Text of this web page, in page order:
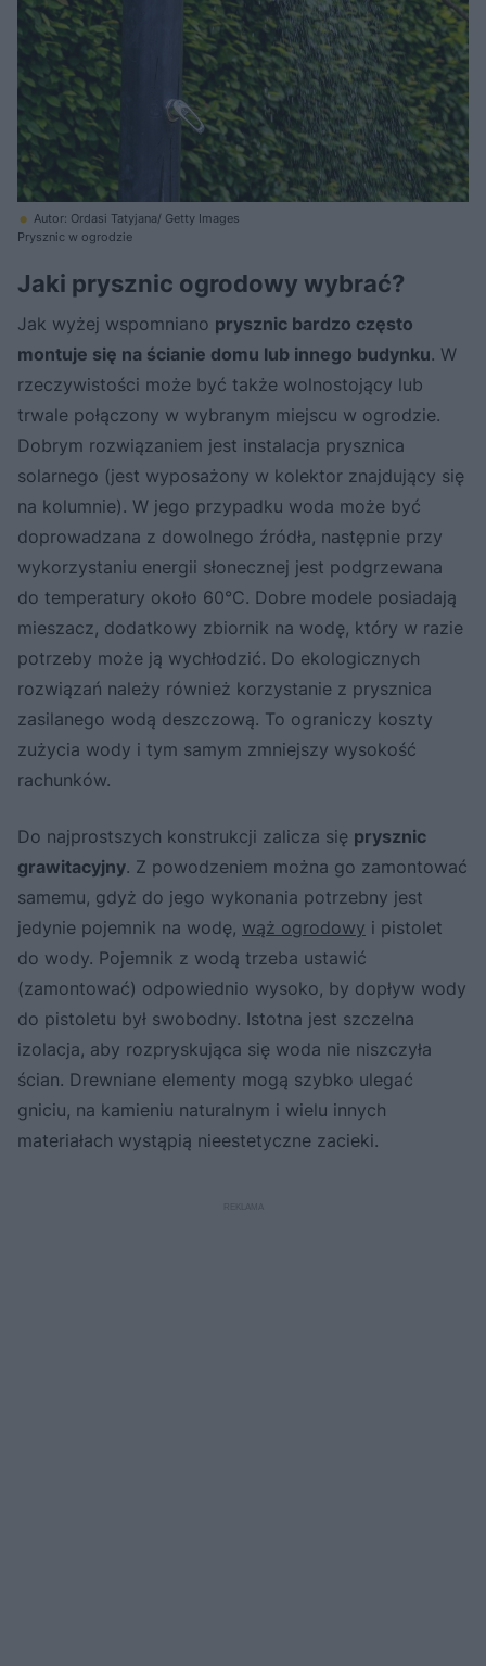
Autor: Ordasi Tatyjana/ Getty Images
Prysznic w ogrodzie
Jaki prysznic ogrodowy wybrać?
Jak wyżej wspomniano prysznic bardzo często
montuje się na ścianie domu lub innego budynku. W
rzeczywistości może być także wolnostojący lub
trwale połączony w wybranym miejscu w ogrodzie.
Dobrym rozwiązaniem jest instalacja prysznica
solarnego (jest wyposażony w kolektor znajdujący się
na kolumnie). W jego przypadku woda może być
doprowadzana z dowolnego źródła, następnie przy
wykorzystaniu energii słonecznej jest podgrzewana
do temperatury około 60°C. Dobre modele posiadają
mieszacz, dodatkowy zbiornik na wodę, który w razie
potrzeby może ją wychłodzić. Do ekologicznych
rozwiązań należy również korzystanie z prysznica
zasilanego wodą deszczową. To ograniczy koszty
zużycia wody i tym samym zmniejszy wysokość
rachunków.
Do najprostszych konstrukcji zalicza się prysznic
grawitacyjny. Z powodzeniem można go zamontować
samemu, gdyż do jego wykonania potrzebny jest
jedynie pojemnik na wodę, wąż ogrodowy i pistolet
do wody. Pojemnik z wodą trzeba ustawić
(zamontować) odpowiednio wysoko, by dopływ wody
do pistoletu był swobodny. Istotna jest szczelna
izolacja, aby rozpryskująca się woda nie niszczyła
ścian. Drewniane elementy mogą szybko ulegać
gniciu, na kamieniu naturalnym i wielu innych
materiałach wystąpią nieestetyczne zacieki.